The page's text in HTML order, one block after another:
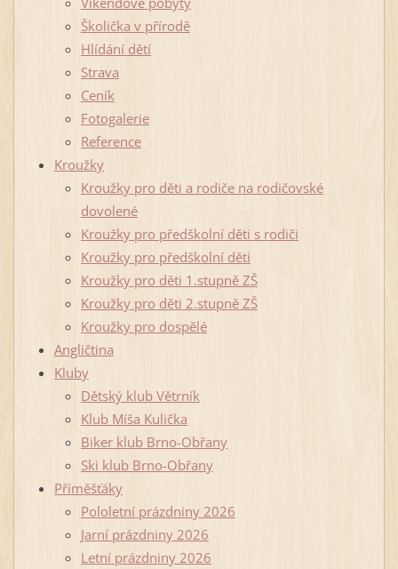
Školička v přírodě
Hlídání dětí
Strava
Ceník
Fotogalerie
Reference
Kroužky
Kroužky pro děti a rodiče na rodičovské
dovolené
Kroužky pro předškolní děti s rodiči
Kroužky pro předškolní děti
Kroužky pro děti 1.stupně ZŠ
Kroužky pro děti 2.stupně ZŠ
Kroužky pro dospělé
Angličtina
Kluby
Dětský klub Větrník
Klub Míša Kulička
Biker klub Brno-Obřany
Ski klub Brno-Obřany
Příměšťáky
Pololetní prázdniny 2026
Jarní prázdniny 2026
Letní prázdniny 2026